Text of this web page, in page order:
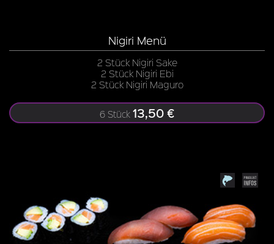
Nigiri Menü
2 Stück Nigiri Sake
2 Stück Nigiri Ebi
2 Stück Nigiri Maguro
6 Stück 13,50 €